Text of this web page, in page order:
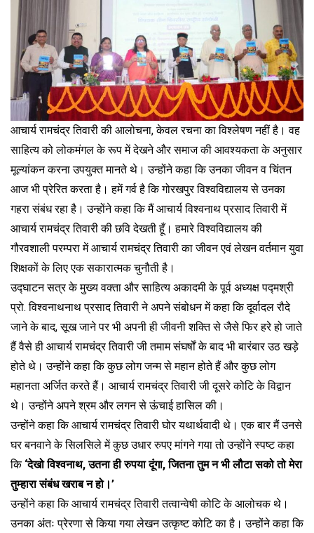
आचार्य रामचंद्र तिवारी की आलोचना, केवल रचना का विश्लेषण नहीं है। वह
साहित्य को लोकमंगल के रूप में देखने और समाज की आवश्यकता के अनुसार
मूल्यांकन करना उपयुक्त मानते थे। उन्होंने कहा कि उनका जीवन व चिंतन
आज भी प्रेरित करता है। हमें गर्व है कि गोरखपुर विश्वविद्यालय से उनका
गहरा संबंध रहा है। उन्होंने कहा कि मैं आचार्य विश्वनाथ प्रसाद तिवारी में
आचार्य रामचंद्र तिवारी की छवि देखती हूँ। हमारे विश्वविद्यालय की
गौरवशाली परम्परा में आचार्य रामचंद्र तिवारी का जीवन एवं लेखन वर्तमान युवा
शिक्षकों के लिए एक सकारात्मक चुनौती है।
उद्घाटन सत्र के मुख्य वक्ता और साहित्य अकादमी के पूर्व अध्यक्ष पद्मश्री
प्रो. विश्वनाथनाथ प्रसाद तिवारी ने अपने संबोधन में कहा कि दूर्वादल रौदे
जाने के बाद, सूख जाने पर भी अपनी ही जीवनी शक्ति से जैसे फिर हरे हो जाते
हैं वैसे ही आचार्य रामचंद्र तिवारी जी तमाम संघर्षों के बाद भी बारंबार उठ खड़े
होते थे। उन्होंने कहा कि कुछ लोग जन्म से महान होते हैं और कुछ लोग
महानता अर्जित करते हैं। आचार्य रामचंद्र तिवारी जी दूसरे कोटि के विद्वान
थे। उन्होंने अपने श्रम और लगन से ऊंचाई हासिल की।
उन्होंने कहा कि आचार्य रामचंद्र तिवारी घोर यथार्थवादी थे। एक बार मैं उनसे
घर बनवाने के सिलसिले में कुछ उधार रुपए मांगने गया तो उन्होंने स्पष्ट कहा
कि ‘देखो विश्वनाथ, उतना ही रुपया दूंगा, जितना तुम न भी लौटा सको तो मेरा
तुम्हारा संबंध खराब न हो।’
उन्होंने कहा कि आचार्य रामचंद्र तिवारी तत्वान्वेषी कोटि के आलोचक थे।
उनका अंतः प्रेरणा से किया गया लेखन उत्कृष्ट कोटि का है। उन्होंने कहा कि